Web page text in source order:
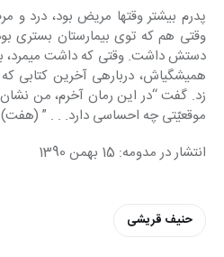
موقعیّتی چه احساسی دارد. . . ” (هفت)
انتشار در مدومه: 15 بهمن 1390
حنیف قریشی